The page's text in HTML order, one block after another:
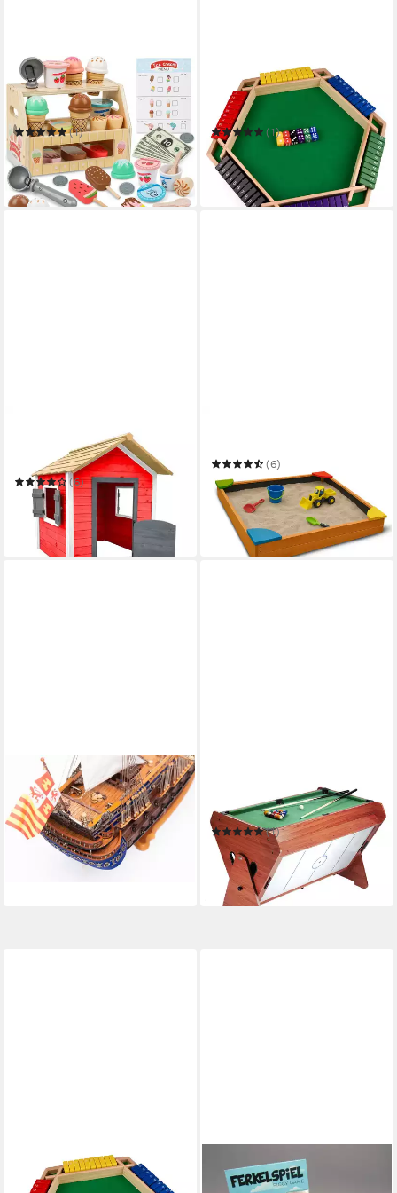
LACUTE
Spielküche Holz Eisdiele
Spielset 36-teilig Kinder
Eisstand Zubehör Kaufladen
(1)
34,99 €
in 3-4 Werktagen bei dir
Spiel Shut The Box Spiel –
Brettspiel,Holzspiel für 6
Spieler,für Erwachsene
(1)
47,59 € 67,99 €
-30%
lieferbar in 2 Wochen
Spielhaus DAS KLEINE
SCHLOSS - 101 x 106 x 128
cm
(6)
179,00 € UVP 329,00 €
-46%
in 6-7 Werktagen bei dir
(6)
ab 39,99 € UVP45,99 €
-13%
in 3-4 Werktagen bei dir
OCCRE
Modellbausatz San Felipe
469,99 €
in 5-6 Werktagen bei dir
Spieltisch 3-in-1 Tischspiele
Set
(1)
394,90 € 499,90 €
-21%
in 5-6 Werktagen bei dir
Spiel Shut The Box Spiel –
ROMBOL DENKSPIELE
Spiel FERKELSPIEL -